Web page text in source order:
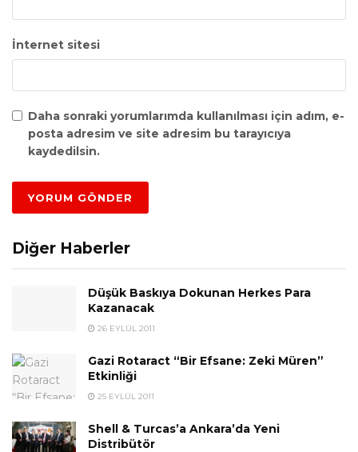
İnternet sitesi
Daha sonraki yorumlarımda kullanılması için adım, e-
posta adresim ve site adresim bu tarayıcıya
kaydedilsin.
Diğer Haberler
Düşük Baskıya Dokunan Herkes Para
Kazanacak
26 EYLÜL 2011
Gazi Rotaract “Bir Efsane: Zeki Müren”
Etkinliği
25 EYLÜL 2011
Shell & Turcas’a Ankara’da Yeni
Distribütör